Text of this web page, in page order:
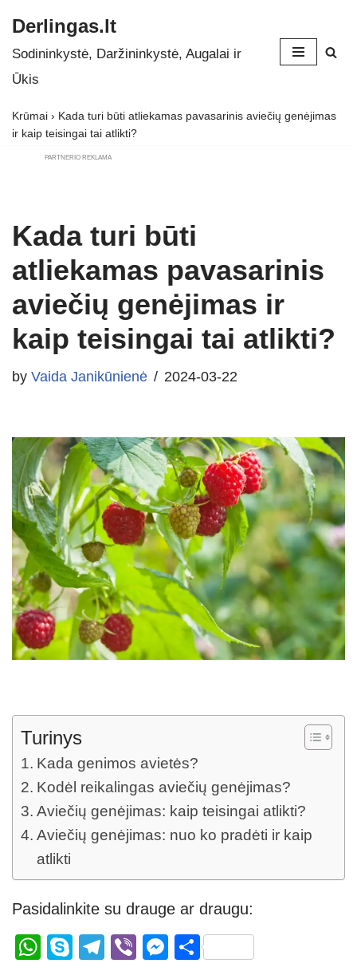
Skip
to
Derlingas.lt
Sodininkystė, Daržininkystė, Augalai ir
Ūkis
Krūmai › Kada turi būti atliekamas pavasarinis aviečių genėjimas
ir kaip teisingai tai atlikti?
PARTNERIO REKLAMA
Kada turi būti
atliekamas pavasarinis
aviečių genėjimas ir
kaip teisingai tai atlikti?
by Vaida Janikūnienė 2024-03-22
Turinys
Kada genimos avietės?
Kodėl reikalingas aviečių genėjimas?
Aviečių genėjimas: kaip teisingai atlikti?
Aviečių genėjimas: nuo ko pradėti ir kaip
atlikti
Pasidalinkite su drauge ar draugu:
W
S
T
Vi
M S